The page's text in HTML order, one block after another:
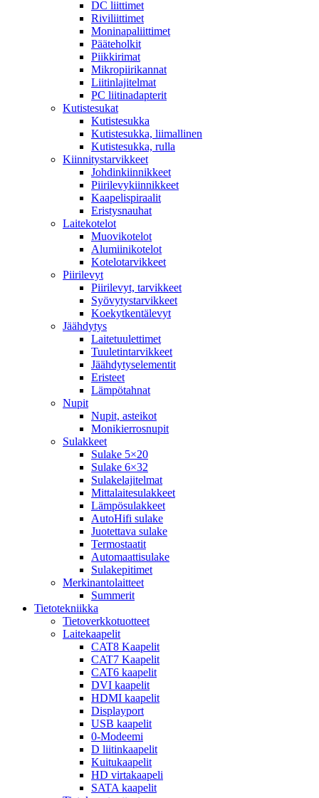
DC liittimet
Riviliittimet
Moninapaliittimet
Pääteholkit
Piikkirimat
Mikropiirikannat
Liitinlajitelmat
PC liitinadapterit
Kutistesukat
Kutistesukka
Kutistesukka, liimallinen
Kutistesukka, rulla
Kiinnitystarvikkeet
Johdinkiinnikkeet
Piirilevykiinnikkeet
Kaapelispiraalit
Eristysnauhat
Laitekotelot
Muovikotelot
Alumiinikotelot
Kotelotarvikkeet
Piirilevyt
Piirilevyt, tarvikkeet
Syövytystarvikkeet
Koekytkentälevyt
Jäähdytys
Laitetuulettimet
Tuuletintarvikkeet
Jäähdytyselementit
Eristeet
Lämpötahnat
Nupit
Nupit, asteikot
Monikierrosnupit
Sulakkeet
Sulake 5×20
Sulake 6×32
Sulakelajitelmat
Mittalaitesulakkeet
Lämpösulakkeet
AutoHifi sulake
Juotettava sulake
Termostaatit
Automaattisulake
Sulakepitimet
Merkinantolaitteet
Summerit
Tietotekniikka
Tietoverkkotuotteet
Laitekaapelit
CAT8 Kaapelit
CAT7 Kaapelit
CAT6 kaapelit
DVI kaapelit
HDMI kaapelit
Displayport
USB kaapelit
0-Modeemi
D liitinkaapelit
Kuitukaapelit
HD virtakaapeli
SATA kaapelit